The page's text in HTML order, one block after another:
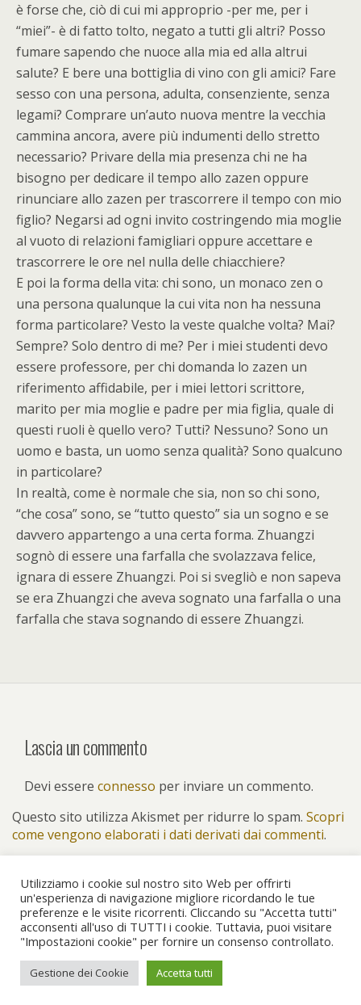
è forse che, ciò di cui mi approprio -per me, per i
“miei”- è di fatto tolto, negato a tutti gli altri? Posso
fumare sapendo che nuoce alla mia ed alla altrui
salute? E bere una bottiglia di vino con gli amici? Fare
sesso con una persona, adulta, consenziente, senza
legami? Comprare un’auto nuova mentre la vecchia
cammina ancora, avere più indumenti dello stretto
necessario? Privare della mia presenza chi ne ha
bisogno per dedicare il tempo allo zazen oppure
rinunciare allo zazen per trascorrere il tempo con mio
figlio? Negarsi ad ogni invito costringendo mia moglie
al vuoto di relazioni famigliari oppure accettare e
trascorrere le ore nel nulla delle chiacchiere?
E poi la forma della vita: chi sono, un monaco zen o
una persona qualunque la cui vita non ha nessuna
forma particolare? Vesto la veste qualche volta? Mai?
Sempre? Solo dentro di me? Per i miei studenti devo
essere professore, per chi domanda lo zazen un
riferimento affidabile, per i miei lettori scrittore,
marito per mia moglie e padre per mia figlia, quale di
questi ruoli è quello vero? Tutti? Nessuno? Sono un
uomo e basta, un uomo senza qualità? Sono qualcuno
in particolare?
In realtà, come è normale che sia, non so chi sono,
“che cosa” sono, se “tutto questo” sia un sogno e se
davvero appartengo a una certa forma. Zhuangzi
sognò di essere una farfalla che svolazzava felice,
ignara di essere Zhuangzi. Poi si svegliò e non sapeva
se era Zhuangzi che aveva sognato una farfalla o una
farfalla che stava sognando di essere Zhuangzi.
Lascia un commento
Devi essere connesso per inviare un commento.
Questo sito utilizza Akismet per ridurre lo spam. Scopri
come vengono elaborati i dati derivati dai commenti.
Torna su
Dispositivo Portatile Pc Desktop
Utilizziamo i cookie sul nostro sito Web per offrirti
un'esperienza di navigazione migliore ricordando le tue
preferenze e le visite ricorrenti. Cliccando su "Accetta tutti"
acconsenti all'uso di TUTTI i cookie. Tuttavia, puoi visitare
"Impostazioni cookie" per fornire un consenso controllato.
Gestione dei Cookie Accetta tutti